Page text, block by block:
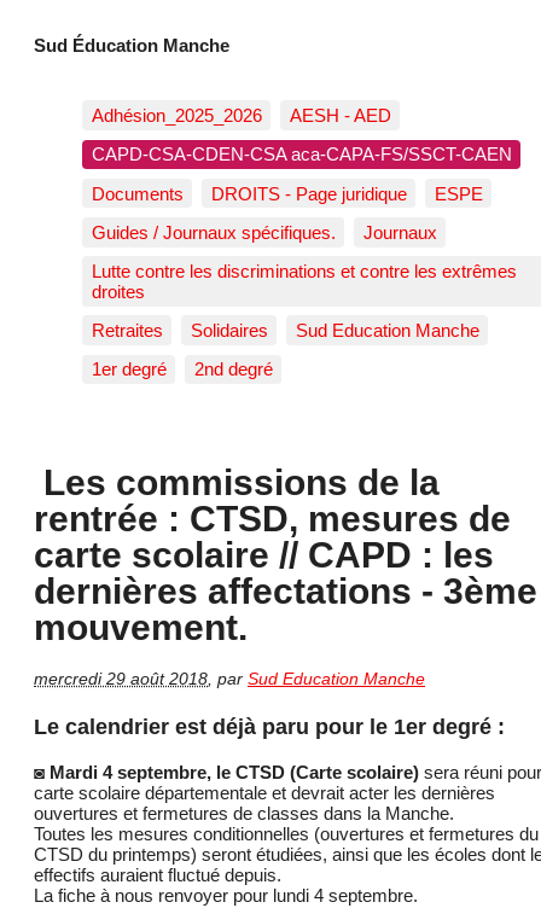
Sud Éducation Manche
Adhésion_2025_2026
AESH - AED
CAPD-CSA-CDEN-CSA aca-CAPA-FS/SSCT-CAEN
Documents
DROITS - Page juridique
ESPE
Guides / Journaux spécifiques.
Journaux
Lutte contre les discriminations et contre les extrêmes
droites
Retraites
Solidaires
Sud Education Manche
1er degré
2nd degré
Les commissions de la
rentrée : CTSD, mesures de
carte scolaire // CAPD : les
dernières affectations - 3ème
mouvement.
mercredi 29 août 2018 par Sud Education Manche
Le calendrier est déjà paru pour le 1er degré :
◙ Mardi 4 septembre, le CTSD (Carte scolaire) sera réuni
carte scolaire départementale et devrait acter les dernières
ouvertures et fermetures de classes dans la Manche.
Toutes les mesures conditionnelles (ouvertures et fermetures du
CTSD du printemps) seront étudiées, ainsi que les écoles dont
effectifs auraient fluctué depuis.
La fiche à nous renvoyer pour lundi 4 septembre.